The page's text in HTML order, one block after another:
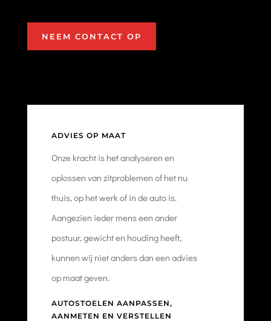
NEEM CONTACT OP
ADVIES OP MAAT
Onze kracht is het analyseren en
oplossen van zitproblemen of het nu
thuis, op het werk of in de auto is.
Aangezien ieder mens een ander
postuur, gewicht en houding heeft,
kunnen wij niet anders dan een advies
op maat geven.
AUTOSTOELEN AANPASSEN,
AANMETEN EN VERSTELLEN